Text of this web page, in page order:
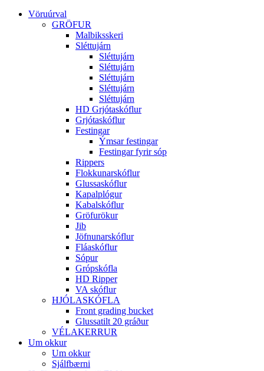
Vöruúrval
GRÖFUR
Malbiksskeri
Sléttujárn
Sléttujárn
Sléttujárn
Sléttujárn
Sléttujárn
Sléttujárn
HD Grjótaskóflur
Grjótaskóflur
Festingar
Ýmsar festingar
Festingar fyrir sóp
Rippers
Flokkunarskóflur
Glussaskóflur
Kapalplógur
Kabalskóflur
Gröfurökur
Jib
Jöfnunarskóflur
Fláaskóflur
Sópur
Grópskófla
HD Ripper
VA skóflur
HJÓLASKÓFLA
Front grading bucket
Glussatilt 20 gráður
VÉLAKERRUR
Um okkur
Um okkur
Sjálfbærni